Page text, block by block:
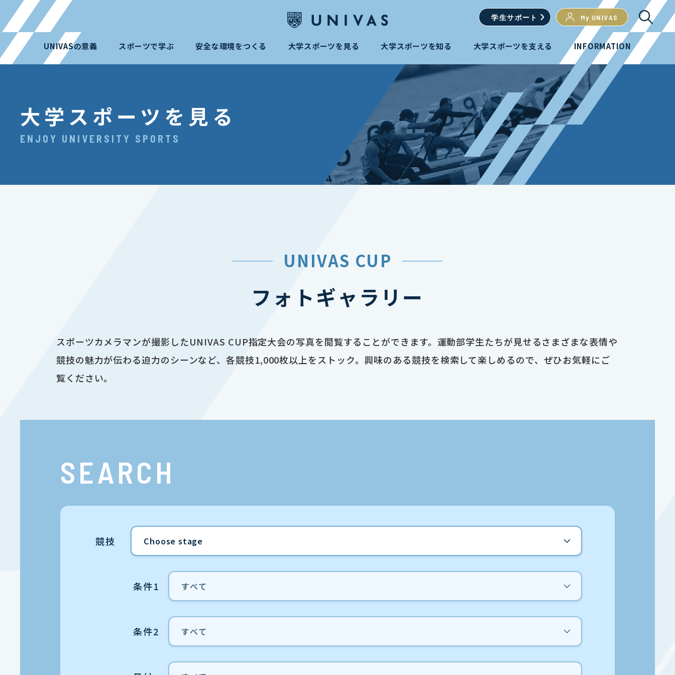
学生サポート My UNIVAS
UNIVASの意義 スポーツで学ぶ 安全な環境をつくる 大学スポーツを見る 大学スポーツを知る 大学スポーツを支える INFORMATION
大学スポーツを見る
ENJOY UNIVERSITY SPORTS
UNIVAS CUP
フォトギャラリー
スポーツカメラマンが撮影したUNIVAS CUP指定大会の写真を閲覧することができます。運動部学生たちが見せるさまざまな表情や
競技の魅力が伝わる迫力のシーンなど、各競技1,000枚以上をストック。興味のある競技を検索して楽しめるので、ぜひお気軽にご
覧ください。
SEARCH
競技
条件1
条件2